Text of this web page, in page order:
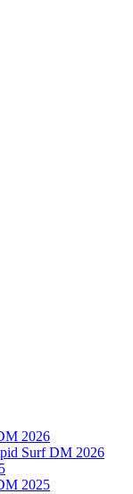
2026
Surf DM 2026
2025